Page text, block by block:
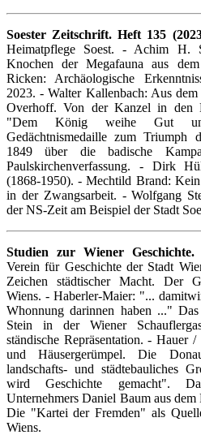
Soester Zeitschrift. Heft 135
Heimatpflege Soest. - Achim H.
Knochen der Megafauna aus
Ricken: Archäologische
2023. - Walter Kallenbach: Aus
Overhoff. Von der Kanzel in den
"Dem König weihe Gut
Gedächtnismedaille zum Triumph
1849 über die badische
Paulskirchenverfassung. - Dirk
(1868-1950). - Mechtild Brand:
in der Zwangsarbeit. - Wolfgang
der NS-Zeit am Beispiel der Stadt
Studien zur Wiener
Verein für Geschichte der Stadt
Zeichen städtischer Macht. Der
Wiens. - Haberler-Maier: "...
Whonnung darinnen haben ..."
Stein in der Wiener
ständische Repräsentation. - Hauer
und Häusergerümpel. Die
landschafts- und städtebauliches
wird Geschichte gemacht".
Unternehmers Daniel Baum aus
Die "Kartei der Fremden" als
Wiens.